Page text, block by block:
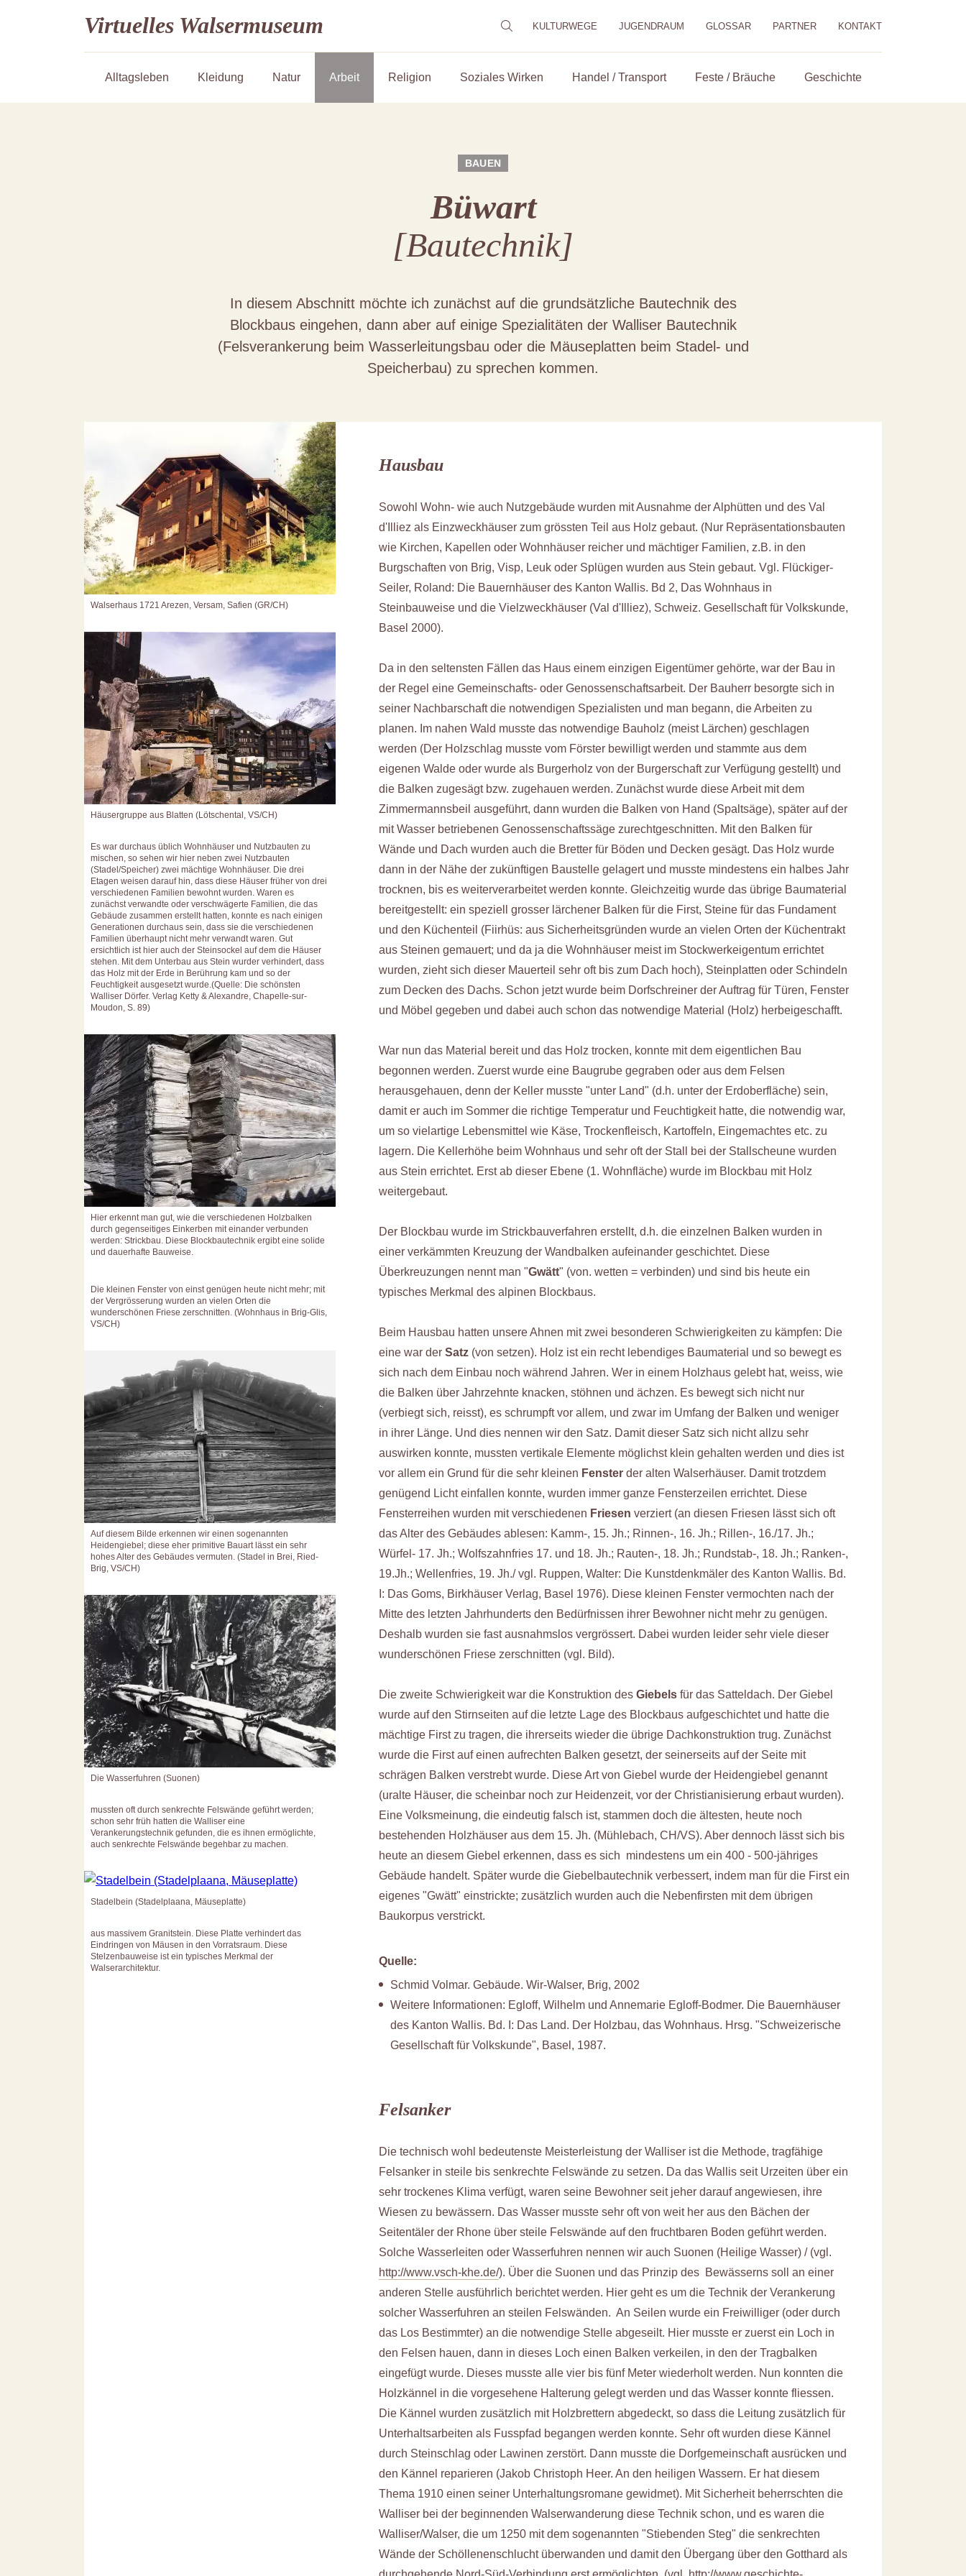
Virtuelles Walsermuseum KULTURWEGE JUGENDRAUM GLOSSAR PARTNER KONTAKT
Alltagsleben Kleidung Natur Arbeit Religion Soziales Wirken Handel / Transport Feste / Bräuche Geschichte
BAUEN
Büwart
[Bautechnik]
In diesem Abschnitt möchte ich zunächst auf die grundsätzliche Bautechnik des
Blockbaus eingehen, dann aber auf einige Spezialitäten der Walliser Bautechnik
(Felsverankerung beim Wasserleitungsbau oder die Mäuseplatten beim Stadel- und
Speicherbau) zu sprechen kommen.
Walserhaus 1721 Arezen, Versam, Safien (GR/CH)
Häusergruppe aus Blatten (Lötschental, VS/CH)
Es war durchaus üblich Wohnhäuser und Nutzbauten zu
mischen, so sehen wir hier neben zwei Nutzbauten
(Stadel/Speicher) zwei mächtige Wohnhäuser. Die drei
Etagen weisen darauf hin, dass diese Häuser früher von drei
verschiedenen Familien bewohnt wurden. Waren es
zunächst verwandte oder verschwägerte Familien, die das
Gebäude zusammen erstellt hatten, konnte es nach einigen
Generationen durchaus sein, dass sie die verschiedenen
Familien überhaupt nicht mehr verwandt waren. Gut
ersichtlich ist hier auch der Steinsockel auf dem die Häuser
stehen. Mit dem Unterbau aus Stein wurder verhindert, dass
das Holz mit der Erde in Berührung kam und so der
Feuchtigkeit ausgesetzt wurde.(Quelle: Die schönsten
Walliser Dörfer. Verlag Ketty & Alexandre, Chapelle-sur-
Moudon, S. 89)
Hier erkennt man gut, wie die verschiedenen Holzbalken
durch gegenseitiges Einkerben mit einander verbunden
werden: Strickbau. Diese Blockbautechnik ergibt eine solide
und dauerhafte Bauweise.
Die kleinen Fenster von einst genügen heute nicht mehr; mit
der Vergrösserung wurden an vielen Orten die
wunderschönen Friese zerschnitten. (Wohnhaus in Brig-Glis,
VS/CH)
Auf diesem Bilde erkennen wir einen sogenannten
Heidengiebel; diese eher primitive Bauart lässt ein sehr
hohes Alter des Gebäudes vermuten. (Stadel in Brei, Ried-
Brig, VS/CH)
Die Wasserfuhren (Suonen)
mussten oft durch senkrechte Felswände geführt werden;
schon sehr früh hatten die Walliser eine
Verankerungstechnik gefunden, die es ihnen ermöglichte,
auch senkrechte Felswände begehbar zu machen.
Stadelbein (Stadelplaana, Mäuseplatte)
aus massivem Granitstein. Diese Platte verhindert das
Eindringen von Mäusen in den Vorratsraum. Diese
Stelzenbauweise ist ein typisches Merkmal der
Walserarchitektur.
Hausbau
Sowohl Wohn- wie auch Nutzgebäude wurden mit Ausnahme der Alphütten und des Val
d'Illiez als Einzweckhäuser zum grössten Teil aus Holz gebaut. (Nur Repräsentationsbauten
wie Kirchen, Kapellen oder Wohnhäuser reicher und mächtiger Familien, z.B. in den
Burgschaften von Brig, Visp, Leuk oder Splügen wurden aus Stein gebaut. Vgl. Flückiger-
Seiler, Roland: Die Bauernhäuser des Kanton Wallis. Bd 2, Das Wohnhaus in
Steinbauweise und die Vielzweckhäuser (Val d'Illiez), Schweiz. Gesellschaft für Volkskunde,
Basel 2000).
Da in den seltensten Fällen das Haus einem einzigen Eigentümer gehörte, war der Bau in
der Regel eine Gemeinschafts- oder Genossenschaftsarbeit. Der Bauherr besorgte sich in
seiner Nachbarschaft die notwendigen Spezialisten und man begann, die Arbeiten zu
planen. Im nahen Wald musste das notwendige Bauholz (meist Lärchen) geschlagen
werden (Der Holzschlag musste vom Förster bewilligt werden und stammte aus dem
eigenen Walde oder wurde als Burgerholz von der Burgerschaft zur Verfügung gestellt) und
die Balken zugesägt bzw. zugehauen werden. Zunächst wurde diese Arbeit mit dem
Zimmermannsbeil ausgeführt, dann wurden die Balken von Hand (Spaltsäge), später auf der
mit Wasser betriebenen Genossenschaftssäge zurechtgeschnitten. Mit den Balken für
Wände und Dach wurden auch die Bretter für Böden und Decken gesägt. Das Holz wurde
dann in der Nähe der zukünftigen Baustelle gelagert und musste mindestens ein halbes Jahr
trocknen, bis es weiterverarbeitet werden konnte. Gleichzeitig wurde das übrige Baumaterial
bereitgestellt: ein speziell grosser lärchener Balken für die First, Steine für das Fundament
und den Küchenteil (Fiirhüs: aus Sicherheitsgründen wurde an vielen Orten der Küchentrakt
aus Steinen gemauert; und da ja die Wohnhäuser meist im Stockwerkeigentum errichtet
wurden, zieht sich dieser Mauerteil sehr oft bis zum Dach hoch), Steinplatten oder Schindeln
zum Decken des Dachs. Schon jetzt wurde beim Dorfschreiner der Auftrag für Türen, Fenster
und Möbel gegeben und dabei auch schon das notwendige Material (Holz) herbeigeschafft.
War nun das Material bereit und das Holz trocken, konnte mit dem eigentlichen Bau
begonnen werden. Zuerst wurde eine Baugrube gegraben oder aus dem Felsen
herausgehauen, denn der Keller musste "unter Land" (d.h. unter der Erdoberfläche) sein,
damit er auch im Sommer die richtige Temperatur und Feuchtigkeit hatte, die notwendig war,
um so vielartige Lebensmittel wie Käse, Trockenfleisch, Kartoffeln, Eingemachtes etc. zu
lagern. Die Kellerhöhe beim Wohnhaus und sehr oft der Stall bei der Stallscheune wurden
aus Stein errichtet. Erst ab dieser Ebene (1. Wohnfläche) wurde im Blockbau mit Holz
weitergebaut.
Der Blockbau wurde im Strickbauverfahren erstellt, d.h. die einzelnen Balken wurden in
einer verkämmten Kreuzung der Wandbalken aufeinander geschichtet. Diese
Überkreuzungen nennt man "Gwätt" (von. wetten = verbinden) und sind bis heute ein
typisches Merkmal des alpinen Blockbaus.
Beim Hausbau hatten unsere Ahnen mit zwei besonderen Schwierigkeiten zu kämpfen: Die
eine war der Satz (von setzen). Holz ist ein recht lebendiges Baumaterial und so bewegt es
sich nach dem Einbau noch während Jahren. Wer in einem Holzhaus gelebt hat, weiss, wie
die Balken über Jahrzehnte knacken, stöhnen und ächzen. Es bewegt sich nicht nur
(verbiegt sich, reisst), es schrumpft vor allem, und zwar im Umfang der Balken und weniger
in ihrer Länge. Und dies nennen wir den Satz. Damit dieser Satz sich nicht allzu sehr
auswirken konnte, mussten vertikale Elemente möglichst klein gehalten werden und dies ist
vor allem ein Grund für die sehr kleinen Fenster der alten Walserhäuser. Damit trotzdem
genügend Licht einfallen konnte, wurden immer ganze Fensterzeilen errichtet. Diese
Fensterreihen wurden mit verschiedenen Friesen verziert (an diesen Friesen lässt sich oft
das Alter des Gebäudes ablesen: Kamm-, 15. Jh.; Rinnen-, 16. Jh.; Rillen-, 16./17. Jh.;
Würfel- 17. Jh.; Wolfszahnfries 17. und 18. Jh.; Rauten-, 18. Jh.; Rundstab-, 18. Jh.; Ranken-,
19.Jh.; Wellenfries, 19. Jh./ vgl. Ruppen, Walter: Die Kunstdenkmäler des Kanton Wallis. Bd.
I: Das Goms, Birkhäuser Verlag, Basel 1976). Diese kleinen Fenster vermochten nach der
Mitte des letzten Jahrhunderts den Bedürfnissen ihrer Bewohner nicht mehr zu genügen.
Deshalb wurden sie fast ausnahmslos vergrössert. Dabei wurden leider sehr viele dieser
wunderschönen Friese zerschnitten (vgl. Bild).
Die zweite Schwierigkeit war die Konstruktion des Giebels für das Satteldach. Der Giebel
wurde auf den Stirnseiten auf die letzte Lage des Blockbaus aufgeschichtet und hatte die
mächtige First zu tragen, die ihrerseits wieder die übrige Dachkonstruktion trug. Zunächst
wurde die First auf einen aufrechten Balken gesetzt, der seinerseits auf der Seite mit
schrägen Balken verstrebt wurde. Diese Art von Giebel wurde der Heidengiebel genannt
(uralte Häuser, die scheinbar noch zur Heidenzeit, vor der Christianisierung erbaut wurden).
Eine Volksmeinung, die eindeutig falsch ist, stammen doch die ältesten, heute noch
bestehenden Holzhäuser aus dem 15. Jh. (Mühlebach, CH/VS). Aber dennoch lässt sich bis
heute an diesem Giebel erkennen, dass es sich mindestens um ein 400 - 500-jähriges
Gebäude handelt. Später wurde die Giebelbautechnik verbessert, indem man für die First ein
eigenes "Gwätt" einstrickte; zusätzlich wurden auch die Nebenfirsten mit dem übrigen
Baukorpus verstrickt.
Quelle:
Schmid Volmar. Gebäude. Wir-Walser, Brig, 2002
Weitere Informationen: Egloff, Wilhelm und Annemarie Egloff-Bodmer. Die Bauernhäuser
des Kanton Wallis. Bd. I: Das Land. Der Holzbau, das Wohnhaus. Hrsg. "Schweizerische
Gesellschaft für Volkskunde", Basel, 1987.
Felsanker
Die technisch wohl bedeutenste Meisterleistung der Walliser ist die Methode, tragfähige
Felsanker in steile bis senkrechte Felswände zu setzen. Da das Wallis seit Urzeiten über ein
sehr trockenes Klima verfügt, waren seine Bewohner seit jeher darauf angewiesen, ihre
Wiesen zu bewässern. Das Wasser musste sehr oft von weit her aus den Bächen der
Seitentäler der Rhone über steile Felswände auf den fruchtbaren Boden geführt werden.
Solche Wasserleiten oder Wasserfuhren nennen wir auch Suonen (Heilige Wasser) / (vgl.
http://www.vsch-khe.de/). Über die Suonen und das Prinzip des Bewässerns soll an einer
anderen Stelle ausführlich berichtet werden. Hier geht es um die Technik der Verankerung
solcher Wasserfuhren an steilen Felswänden. An Seilen wurde ein Freiwilliger (oder durch
das Los Bestimmter) an die notwendige Stelle abgeseilt. Hier musste er zuerst ein Loch in
den Felsen hauen, dann in dieses Loch einen Balken verkeilen, in den der Tragbalken
eingefügt wurde. Dieses musste alle vier bis fünf Meter wiederholt werden. Nun konnten die
Holzkännel in die vorgesehene Halterung gelegt werden und das Wasser konnte fliessen.
Die Kännel wurden zusätzlich mit Holzbrettern abgedeckt, so dass die Leitung zusätzlich für
Unterhaltsarbeiten als Fusspfad begangen werden konnte. Sehr oft wurden diese Kännel
durch Steinschlag oder Lawinen zerstört. Dann musste die Dorfgemeinschaft ausrücken und
den Kännel reparieren (Jakob Christoph Heer. An den heiligen Wassern. Er hat diesem
Thema 1910 einen seiner Unterhaltungsromane gewidmet). Mit Sicherheit beherrschten die
Walliser bei der beginnenden Walserwanderung diese Technik schon, und es waren die
Walliser/Walser, die um 1250 mit dem sogenannten "Stiebenden Steg" die senkrechten
Wände der Schöllenenschlucht überwanden und damit den Übergang über den Gotthard als